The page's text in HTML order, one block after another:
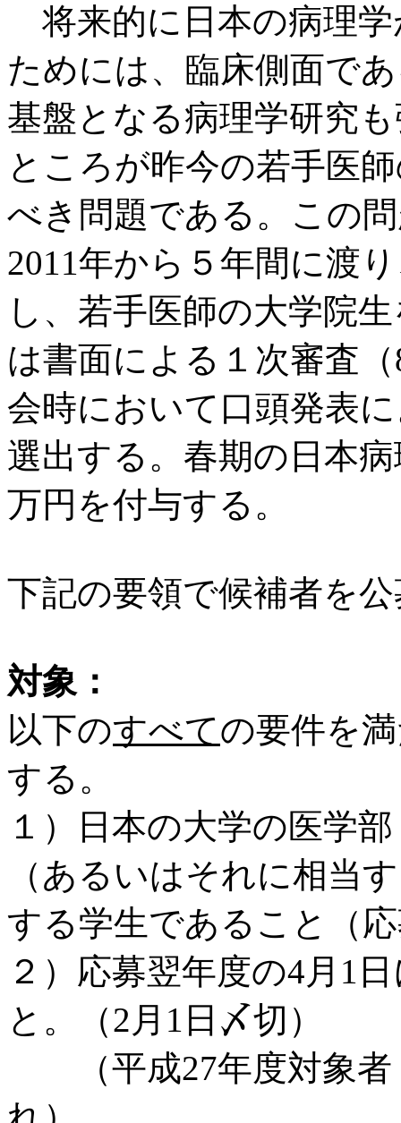
将来的に日本の病理
ためには、臨床側面で
基盤となる病理学研究
ところが昨今の若手医
べき問題である。この
2011年から５年間に渡
し、若手医師の大学院
は書面による１次審査
会時において口頭発表
選出する。春期の日本
万円を付与する。
下記の要領で候補者を
対象：
以下のすべての要件を
する。
１）日本の大学の医学
（あるいはそれに相
する学生であること（
２）応募翌年度の4月1
と。（2月1日〆切）
（平成27年度対象者